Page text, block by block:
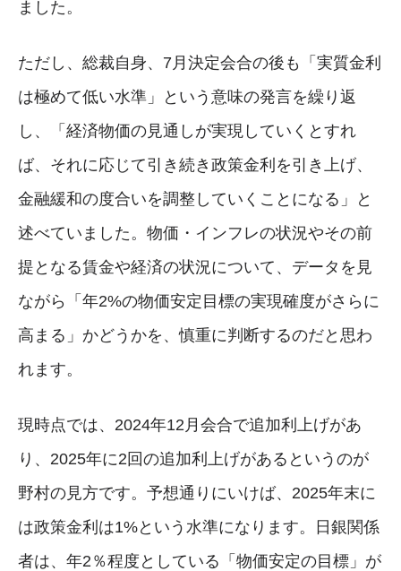
ました。
ただし、総裁自身、7月決定会合の後も「実質金利
は極めて低い水準」という意味の発言を繰り返
し、「経済物価の見通しが実現していくとすれ
ば、それに応じて引き続き政策金利を引き上げ、
金融緩和の度合いを調整していくことになる」と
述べていました。物価・インフレの状況やその前
提となる賃金や経済の状況について、データを見
ながら「年2%の物価安定目標の実現確度がさらに
高まる」かどうかを、慎重に判断するのだと思わ
れます。
現時点では、2024年12月会合で追加利上げがあ
り、2025年に2回の追加利上げがあるというのが
野村の見方です。予想通りにいけば、2025年末に
は政策金利は1%という水準になります。日銀関係
者は、年2％程度としている「物価安定の目標」が